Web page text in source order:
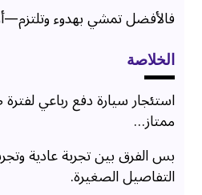
فالأفضل تمشي بهدوء
الخلاصة
استئجار سيارة دفع رباعي
ممتاز…
بس الفرق بين تجربة عادية
التفاصيل الصغيرة.